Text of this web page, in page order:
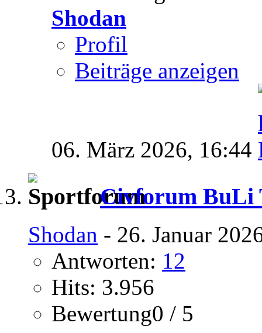
Shodan
Profil
Beiträge anzeigen
06. März 2026, 16:44
Civforum BuLi
Shodan - 26. Januar
Antworten: 12
Hits: 3.956
Bewertung0 / 5